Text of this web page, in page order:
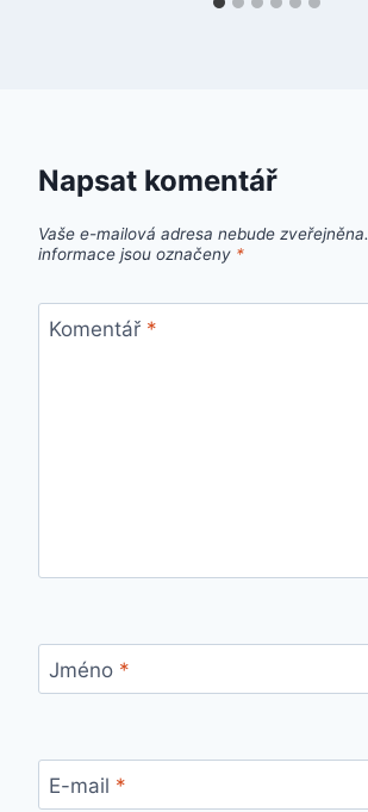
Napsat komentář
Vaše e-mailová adresa nebude zveřejněna.
informace jsou označeny *
Komentář *
Jméno *
E-mail *